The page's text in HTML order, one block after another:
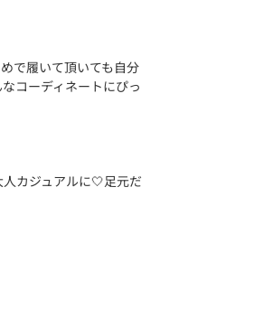
で履いて頂いても自分
コーディネートにぴっ
カジュアルに🤍足元だ